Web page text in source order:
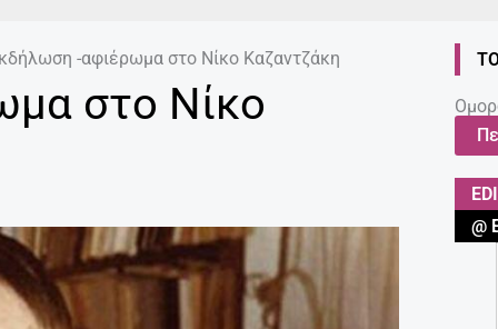
-αφιέρωμα στο Νίκο Καζαντζάκη
στο Νίκο
@